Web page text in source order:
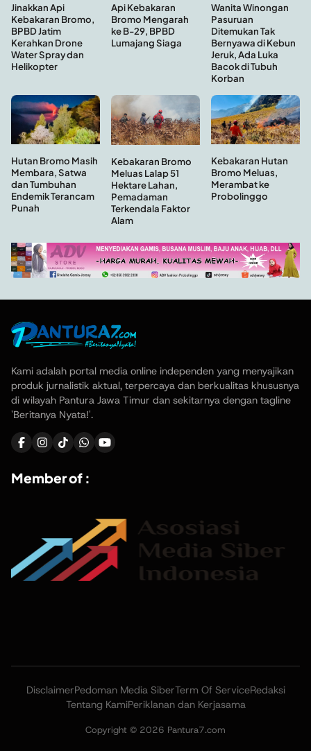
Jinakkan Api
Kebakaran Bromo,
BPBD Jatim
Kerahkan Drone
Water Spray dan
Helikopter
Api Kebakaran
Bromo Mengarah
ke B-29, BPBD
Lumajang Siaga
Wanita Winongan
Pasuruan
Ditemukan Tak
Bernyawa di Kebun
Jeruk, Ada Luka
Bacok di Tubuh
Korban
Hutan Bromo Masih
Membara, Satwa
dan Tumbuhan
Endemik Terancam
Punah
Kebakaran Bromo
Meluas Lalap 51
Hektare Lahan,
Pemadaman
Terkendala Faktor
Alam
Kebakaran Hutan
Bromo Meluas,
Merambat ke
Probolinggo
Kami adalah portal media online independen yang menyajikan
produk jurnalistik aktual, terpercaya dan berkualitas khususnya
di wilayah Pantura Jawa Timur dan sekitarnya dengan tagline
'Beritanya Nyata!'.
Member of :
DisclaimerPedoman Media SiberTerm Of ServiceRedaksi
Tentang KamiPeriklanan dan Kerjasama
Copyright © 2026 Pantura7.com